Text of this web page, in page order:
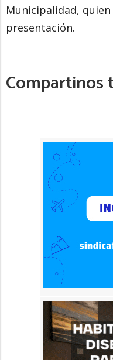
Municipalidad,
presentación.
Compartinos